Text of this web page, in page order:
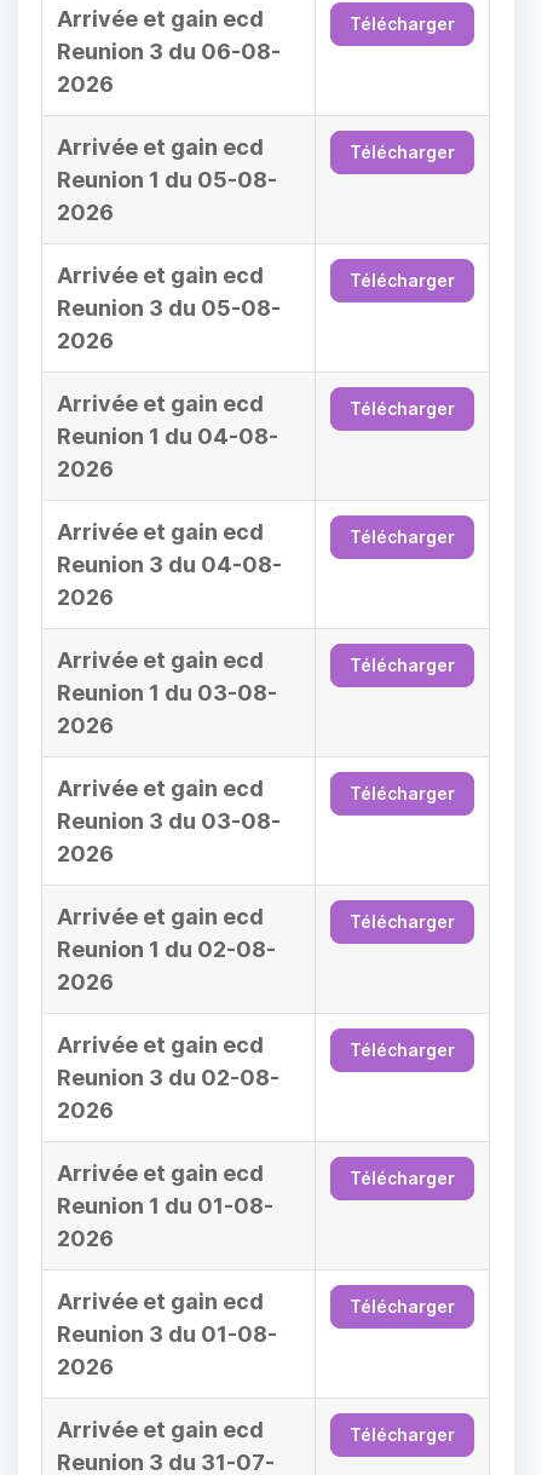
Arrivée et gain ecd
Reunion 3 du 06-08-
2026
Télécharger
Arrivée et gain ecd
Reunion 1 du 05-08-
2026
Télécharger
Arrivée et gain ecd
Reunion 3 du 05-08-
2026
Télécharger
Arrivée et gain ecd
Reunion 1 du 04-08-
2026
Télécharger
Arrivée et gain ecd
Reunion 3 du 04-08-
2026
Télécharger
Arrivée et gain ecd
Reunion 1 du 03-08-
2026
Télécharger
Arrivée et gain ecd
Reunion 3 du 03-08-
2026
Télécharger
Arrivée et gain ecd
Reunion 1 du 02-08-
2026
Télécharger
Arrivée et gain ecd
Reunion 3 du 02-08-
2026
Télécharger
Arrivée et gain ecd
Reunion 1 du 01-08-
2026
Télécharger
Arrivée et gain ecd
Reunion 3 du 01-08-
2026
Télécharger
Arrivée et gain ecd
Reunion 3 du 31-07-
Télécharger